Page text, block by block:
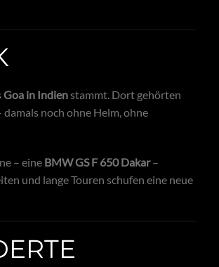
Goa in Indienstammt. Dort gehörten
noch ohne Helm, ohne
– eine BMW GS F 650 Dakar–
und lange Touren schufen eine neue